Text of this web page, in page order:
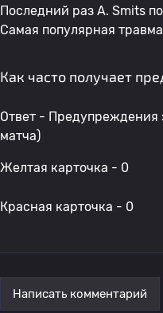
Последний раз A. Smits
Самая популярная
Как часто получает
Ответ - Предупреждения
матча)
Желтая карточка - 0
Красная карточка - 0
Написать комментарий